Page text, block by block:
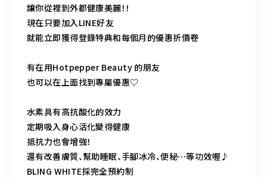
讓你從裡到外都健康美麗！！
現在只要加入LINE好友
就能立即獲得登錄特典和每個月的優惠折價卷
有在用Hotpepper Beauty 的朋友
也可以在上面找到專屬優惠 ♡
水素具有高抗酸化的效力
定期吸入身心活化變得健康
抵抗力也會增強！
還有改善膚質、幫助睡眠、手腳冰冷、便秘⋯等功效喔♪
BLING WHITE採完全預約制